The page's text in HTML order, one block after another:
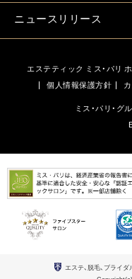
ニュースリリース
エステティック ミス・パリ
個人情報保護方針
ミス・パリ・グ
エステ、脱毛、ブライ